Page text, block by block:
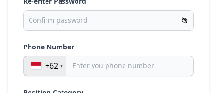
Phone Number
+62